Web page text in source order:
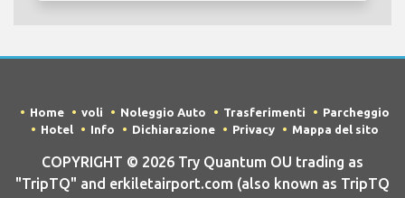
Home voli Noleggio Auto Trasferimenti
Parcheggio
Hotel
Info Dichiarazione Privacy Mappa del sito
COPYRIGHT © 2026 Try Quantum OU trading as
"TripTQ" and erkiletairport.com (also known as TripTQ